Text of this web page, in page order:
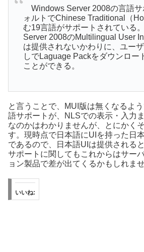
Windows Server 2008の言語サ
ォルトでChinese Traditional（
む19言語がサポートされている
Server 2008のMultilingual User
は提供されないかわりに、ユー
しでLaguage Packをダウンロー
ことができる。
と言うことで、MUI版は無くなるよ
語サポートが、NLSでの表示・入力
なのかはわかりませんが、とにかく
す。現時点で日本語にUIを持った日
であるので、日本語UIは提供される
サポートに関してもこれからはサー
ョン製品で差が出てくるかもしれませ
いいね: